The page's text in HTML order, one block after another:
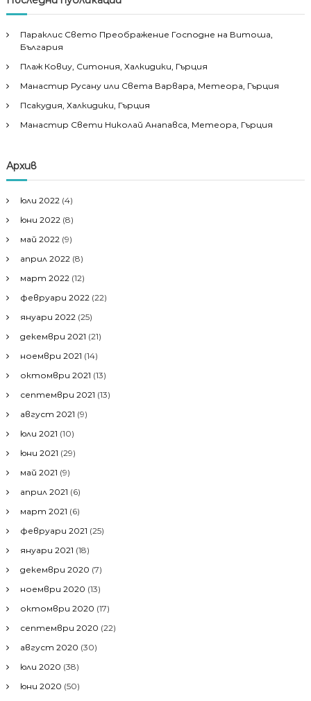
Параклис Свето Преображение Господне на Витоша,
България
Плаж Ковиу, Ситония, Халкидики, Гърция
Манастир Русану или Света Варвара, Метеора, Гърция
Псакудия, Халкидики, Гърция
Манастир Свети Николай Анапавса, Метеора, Гърция
Архив
юли 2022 (4)
юни 2022 (8)
май 2022 (9)
април 2022 (8)
март 2022 (12)
февруари 2022 (22)
януари 2022 (25)
декември 2021 (21)
ноември 2021 (14)
октомври 2021 (13)
септември 2021 (13)
август 2021 (9)
юли 2021 (10)
юни 2021 (29)
май 2021 (9)
април 2021 (6)
март 2021 (6)
февруари 2021 (25)
януари 2021 (18)
декември 2020 (7)
ноември 2020 (13)
октомври 2020 (17)
септември 2020 (22)
август 2020 (30)
юли 2020 (38)
юни 2020 (50)